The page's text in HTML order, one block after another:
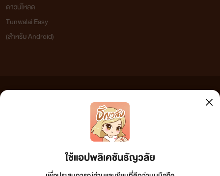
ใช้แอปพลิเคชันธัญวลัย
ดาวน์โหลด
Tunwalai Easy
(สำหรับ Android)
เว็บไซต์แห่งนี้ไม่ได้เห็นด้วยและไม่ขอรับผิดชอบต่อข้อความใดๆ ทั้งสิ้น ดังนั้นผู้อ่านทุกท่านโปรดใช้
วิจารณญาณในการกลั่นกรองด้วยตนเอง และหากท่านพบข้อความใดๆ ที่ขัดต่อกฎหมายและศีลธรรม
กรุณาแจ้งมาที่ tunwalai@ookbee.com เพื่อทีมงานจะได้ดำเนินการในทันที ทั้งนี้ ทางเว็บไซต์ขอสงวน
ลิขสิทธิ์ตามพระราชบัญญัติลิขสิทธิ์ (ฉบับเพิ่มเติม) พ.ศ.2558